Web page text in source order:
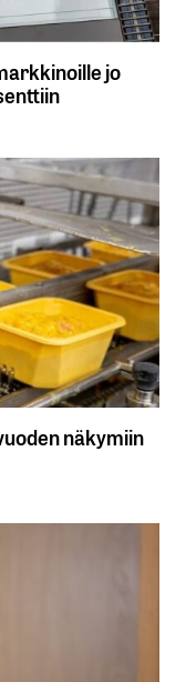
jo
näkymiin